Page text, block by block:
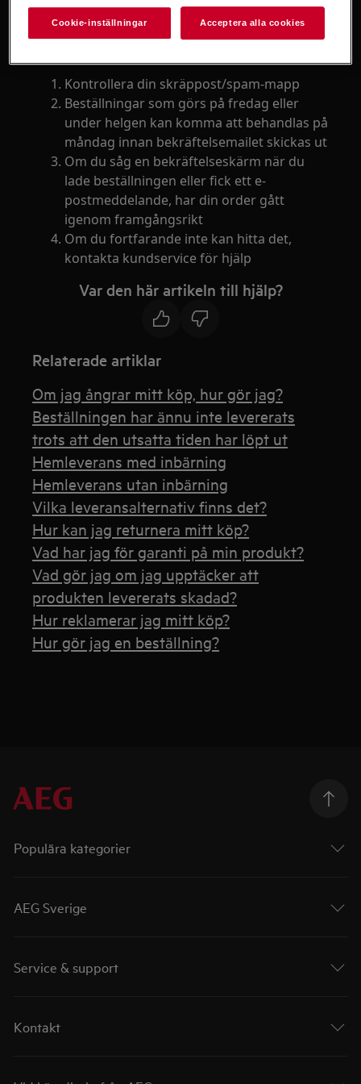
Din orderbekräftelse skickas till din
angivna mailadress efter att du lagt din
Kontrollera din skräppost/spam-mapp
Beställningar som görs på fredag eller
under helgen kan komma att behandlas på
måndag innan bekräftelsemailet skickas ut
Om du såg en bekräftelseskärm när du
lade beställningen eller fick ett e-
postmeddelande, har din order gått
igenom framgångsrikt
Om du fortfarande inte kan hitta det,
kontakta kundservice för hjälp
Var den här artikeln till hjälp?
Relaterade artiklar
Om jag ångrar mitt köp, hur gör jag?
Beställningen har ännu inte levererats
trots att den utsatta tiden har löpt ut
Hemleverans med inbärning
Hemleverans utan inbärning
Vilka leveransalternativ finns det?
Hur kan jag returnera mitt köp?
Vad har jag för garanti på min produkt?
Vad gör jag om jag upptäcker att
produkten levererats skadad?
Hur reklamerar jag mitt köp?
Hur gör jag en beställning?
Populära kategorier
AEG Sverige
Service & support
Kontakt
Cookie-inställningar Acceptera alla cookies